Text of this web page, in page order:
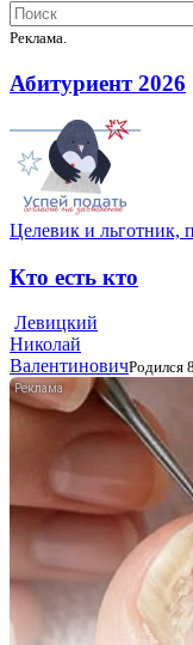
Реклама.
Абитуриент 2026
Целевик и льготник,
Кто есть кто
Левицкий
Николай
ВалентиновичРодился